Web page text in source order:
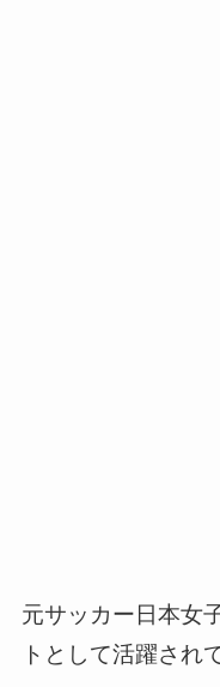
元サッカー日本女
トとして活躍され